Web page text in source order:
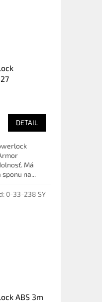
DETAIL
Má
na...
ABS 3m
0-33-238 SY